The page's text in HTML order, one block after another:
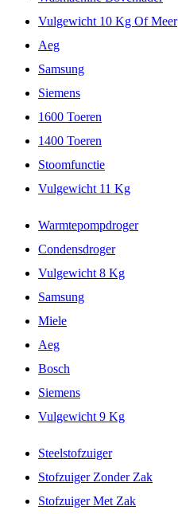
Vulgewicht 10 Kg Of Meer
Aeg
Samsung
Siemens
1600 Toeren
1400 Toeren
Stoomfunctie
Vulgewicht 11 Kg
Warmtepompdroger
Condensdroger
Vulgewicht 8 Kg
Samsung
Miele
Aeg
Bosch
Siemens
Vulgewicht 9 Kg
Steelstofzuiger
Stofzuiger Zonder Zak
Stofzuiger Met Zak